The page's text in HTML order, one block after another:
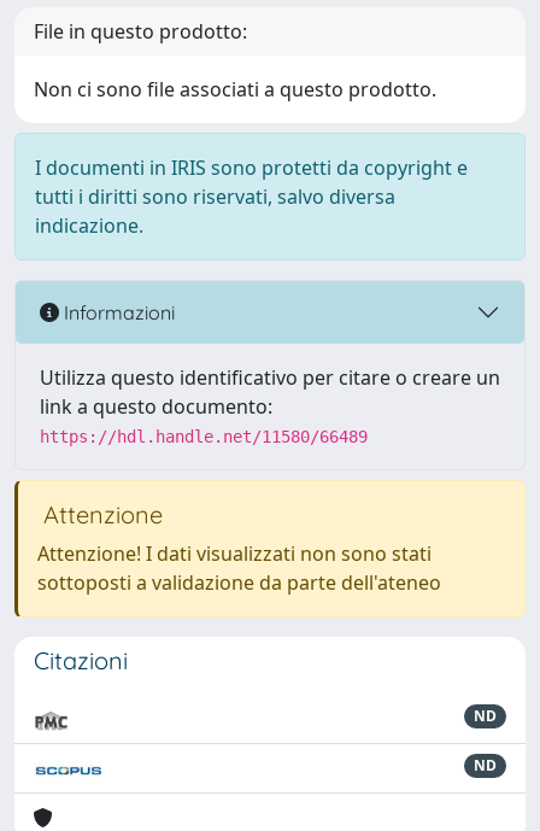
File in questo prodotto:
Non ci sono file associati a questo prodotto.
I documenti in IRIS sono protetti da copyright e
tutti i diritti sono riservati, salvo diversa
indicazione.
Informazioni
Utilizza questo identificativo per citare o creare un
link a questo documento:
https://hdl.handle.net/11580/66489
Attenzione
Attenzione! I dati visualizzati non sono stati
sottoposti a validazione da parte dell'ateneo
Citazioni
ND
ND